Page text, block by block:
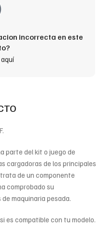
incorrecta en este
parte del kit o juego de
cargadoras de los principales
de un componente
comprobado su
maquinaria pesada.
es compatible con tu modelo.